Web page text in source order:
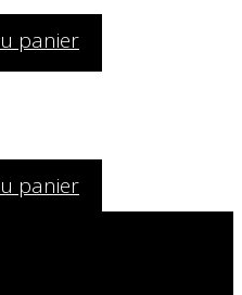
panier
panier